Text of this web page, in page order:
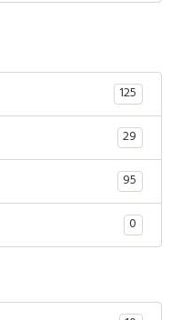
125
29
95
0